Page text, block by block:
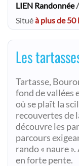
LIEN Randonnée/
Situéà plus de
Les
Tartasse,
fond de vallées
où se plaît la
recouvertes de
découvre les
parcours
rando « naure
en forte pente.